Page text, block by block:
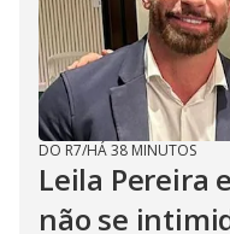
DO R7/HÁ 38 MINUTOS
Leila Pereira
não se